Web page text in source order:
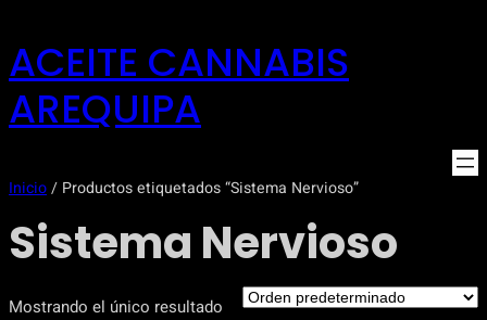
al
contenido
ACEITE CANNABIS
AREQUIPA
Inicio/ Productos etiquetados “Sistema Nervioso”
Sistema Nervioso
Mostrando el único resultado